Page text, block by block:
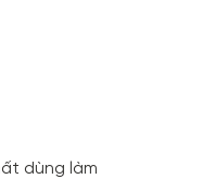
dùng làm